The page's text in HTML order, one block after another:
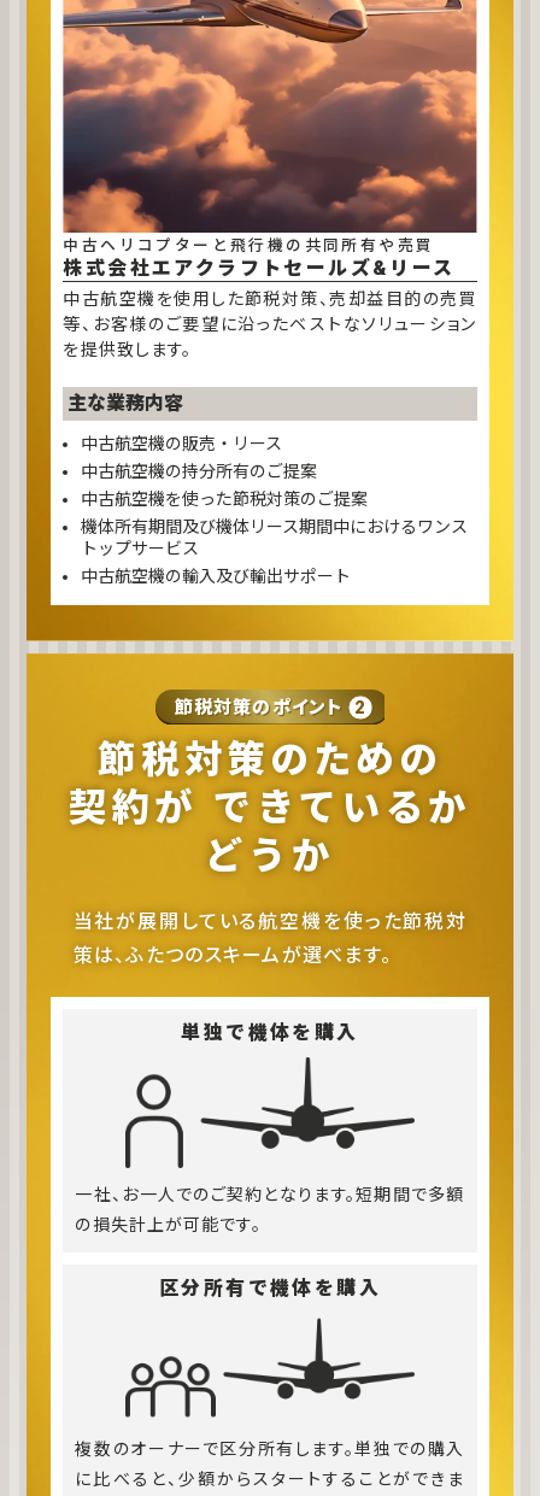
中古ヘリコプターと飛行機の共同所有や売買
株式会社エアクラフトセールズ&リース
中古航空機を使用した節税対策、売却益目的の売買
等、お客様のご要望に沿ったベストなソリューション
を提供致します。
主な業務内容
中古航空機の販売・リース
中古航空機の持分所有のご提案
中古航空機を使った節税対策のご提案
機体所有期間及び機体リース期間中におけるワンス
トップサービス
中古航空機の輸入及び輸出サポート
節税対策のポイント 2
節税対策のための
契約が できているか
どうか
当社が展開している航空機を使った節税対
策は、ふたつのスキームが選べます。
単独で機体を購入
一社、お一人でのご契約となります。短期間で多額
の損失計上が可能です。
区分所有で機体を購入
複数のオーナーで区分所有します。単独での購入
に比べると、少額からスタートすることができま